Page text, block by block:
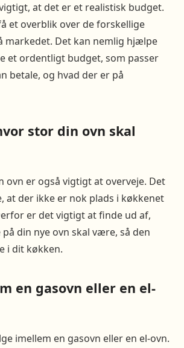
at det er et realistisk budget.
et overblik over de forskellige
markedet. Det kan nemlig hjælpe
et ordentligt budget, som passer
betale, og hvad der er på
stor din ovn skal
ovn er også vigtigt at overveje. Det
at der ikke er nok plads i køkkenet
er det vigtigt at finde ud af,
din nye ovn skal være, så den
i dit køkken.
en gasovn eller en el-
imellem en gasovn eller en el-ovn.